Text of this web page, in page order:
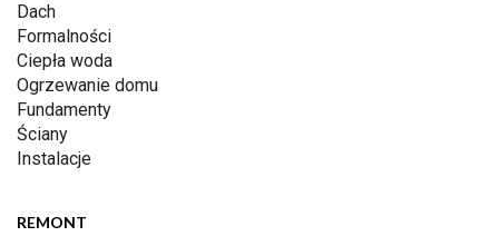
Dach
Formalności
Ciepła woda
Ogrzewanie domu
Fundamenty
Ściany
Instalacje
REMONT